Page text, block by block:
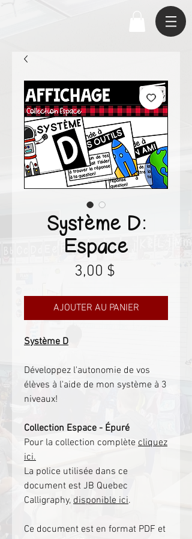
Système D:
Espace
3,00 $Prix
AJOUTER AU PANIER
Système D
Développez l'autonomie de vos
élèves à l'aide de mon système à 3
niveaux!
Collection Espace - Épuré
Pour la collection complète cliquez
ici.
La police utilisée dans ce
document est JB Quebec
Calligraphy, disponible ici.
Ce document est en format PDF et